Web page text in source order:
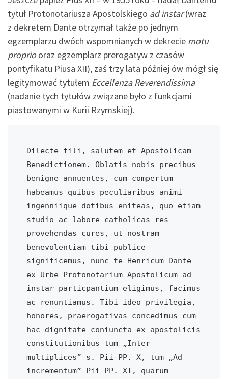
tytuł Protonotariusza Apostolskiego ad instar(wraz
z dekretem Dante otrzymał także po jednym
egzemplarzu dwóch wspomnianych w dekrecie motu
propriooraz egzemplarz prerogatyw z czasów
pontyfikatu Piusa XII), zaś trzy lata później ów mógł się
legitymować tytułem Eccellenza Reverendissima
(nadanie tych tytułów związane było z funkcjami
piastowanymi w Kurii Rzymskiej).
Dilecte fili, salutem et Apostolicam
Benedictionem. Oblatis nobis precibus
benigne annuentes, cum compertum
habeamus quibus peculiaribus animi
ingenniique dotibus eniteas, quo etiam
studio ac labore catholicas res
provehendas cures, ut nostram
benevolentiam tibi publice
significemus, nunc te Henricum Dante
ex Urbe Protonotarium Apostolicum ad
instar particpantium eligimus, facimus
ac renuntiamus. Tibi ideo privilegia,
honores, praerogativas concedimus cum
hac dignitate coniuncta ex apostolicis
constitutionibus tum „Inter
multiplices” s. Pii PP. X, tum „Ad
incrementum” Pii PP. XI, quarum